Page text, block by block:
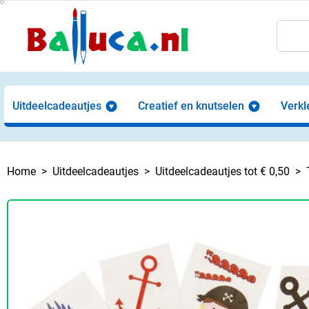
Uitdeelcadeautjes Creatief en knutselen
Home Uitdeelcadeautjes Uitdeelcadeautjes tot € 0,50